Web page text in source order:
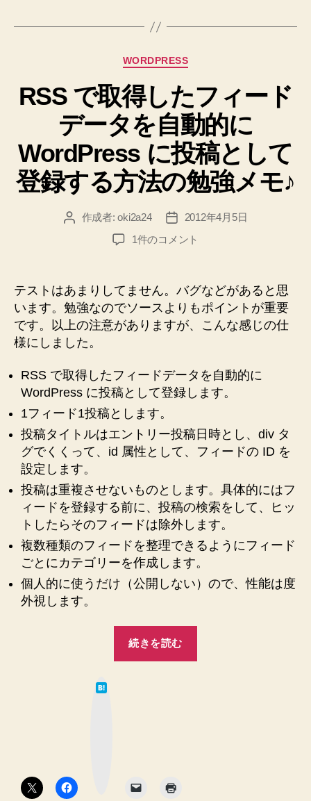
け
く
だ
け
異
次
元
手
理
法
【作
お
き
シ
ピ】”
カ
リ
ー
WORDPRESS
RSS で取得したフィード
データを自動的に
WordPress に投稿として
登録する方法の勉強メモ♪
投 作成者:oki2a24
投
稿
2012年4月5日
RSS
得
し
た
フ
ド
デ
ー
タ
を
自
的
に
WordPress
に
投
稿
と
し
録
す
♪
1件のコメント
テストはあまりしてません。バグなどがあると思
います。勉強なのでソースよりもポイントが重要
です。以上の注意がありますが、こんな感じの仕
様にしました。
RSS で取得したフィードデータを自動的に
WordPress に投稿として登録します。
1フィード1投稿とします。
投稿タイトルはエントリー投稿日時とし、div タ
グでくくって、id 属性として、フィードの ID を
設定します。
投稿は重複させないものとします。具体的にはフ
ィードを登録する前に、投稿の検索をして、ヒッ
トしたらそのフィードは除外します。
複数種類のフィードを整理できるようにフィード
ごとにカテゴリーを作成します。
個人的に使うだけ（公開しない）ので、性能は度
外視します。
続きを読む